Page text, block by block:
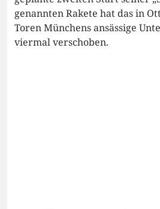
genannten Rakete hat das in
Toren Münchens ansässige
viermal verschoben.